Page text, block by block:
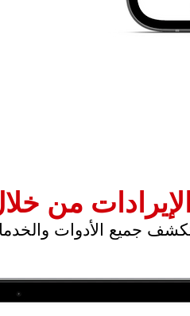
من
جميع الأدوات